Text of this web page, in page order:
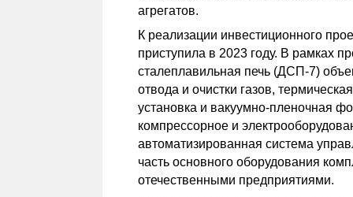
агрегатов.
К реализации инвестиционного
приступила в 2023 году. В рамках
сталеплавильная печь (ДСП-7)
отвода и очистки газов,
установка и вакуумно-пленочная
компрессорное и
автоматизированная система
часть основного оборудования
отечественными предприятиями.